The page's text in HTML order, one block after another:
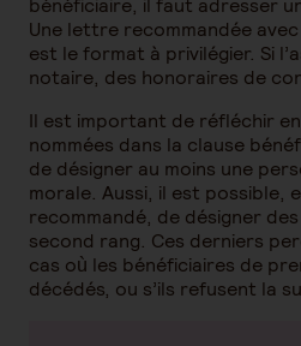
bénéficiaire, il faut adresser
Une lettre recommandée
est le format à privilégier. Si
notaire, des honoraires de
Il est important de réfléchir
nommées dans la clause
de désigner au moins une
morale. Aussi, il est possible,
recommandé, de désigner
second rang. Ces derniers
cas où les bénéficiaires de
décédés, ou s’ils refusent la